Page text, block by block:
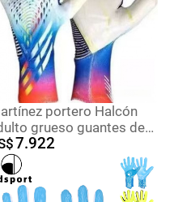
portero Halcón
grueso guantes de
para niños portero
ser una entrega
7.922